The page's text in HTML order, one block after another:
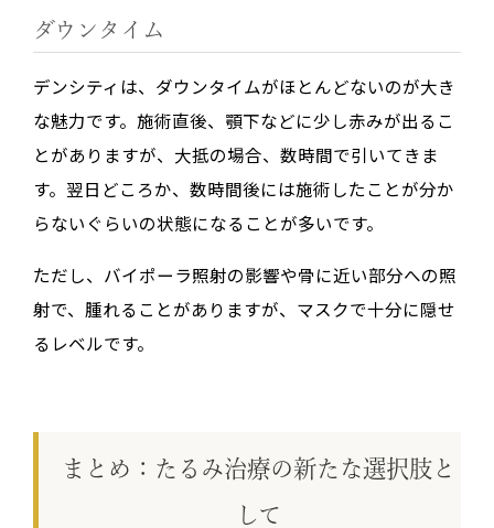
ダウンタイム
デンシティは、ダウンタイムがほとんどないのが大き
な魅力です。施術直後、顎下などに少し赤みが出るこ
とがありますが、大抵の場合、 数時間で引いてきま
す。翌日どころか、数時間後には施術したことが分か
らないぐらいの状態になることが多いです。
ただし、バイポーラ照射の影響や骨に近い部分への照
射で、腫れることがありますが、マスクで十分に隠せ
るレベルです。
まとめ：たるみ治療の新たな選択肢と
して